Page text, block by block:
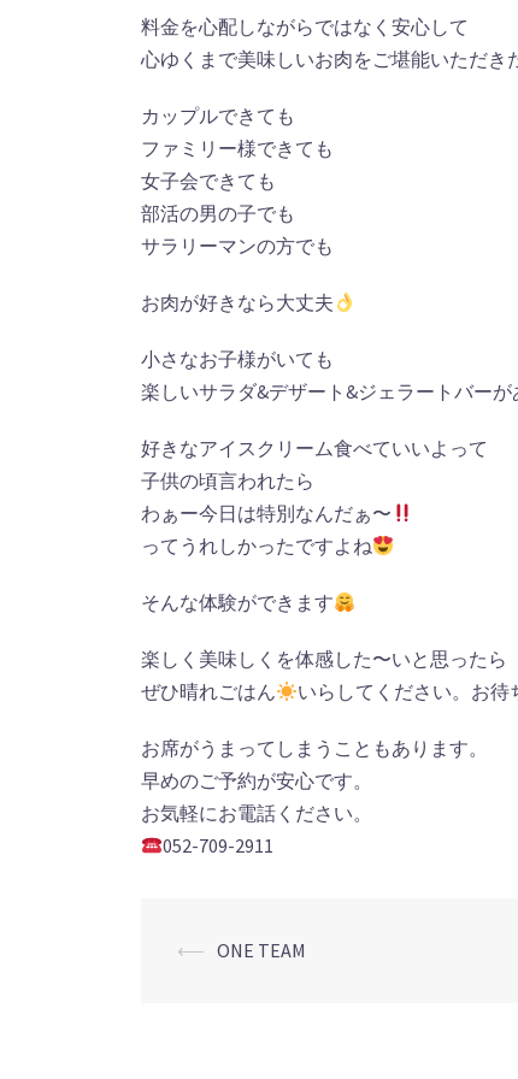
料金を心配しながらではなく安心して
心ゆくまで美味しいお肉をご堪能いただき
カップルできても
ファミリー様できても
女子会できても
部活の男の子でも
サラリーマンの方でも
お肉が好きなら大丈夫
小さなお子様がいても
楽しいサラダ&デザート&ジェラートバーが
好きなアイスクリーム食べていいよって
子供の頃言われたら
わぁー今日は特別なんだぁ〜
ってうれしかったですよね
そんな体験ができます
楽しく美味しくを体感した〜いと思ったら
ぜひ晴れごはん
いらしてください。お待
お席がうまってしまうこともあります。
早めのご予約が安心です。
お気軽にお電話ください。
052-709-2911
投
⟵ ONE TEAM